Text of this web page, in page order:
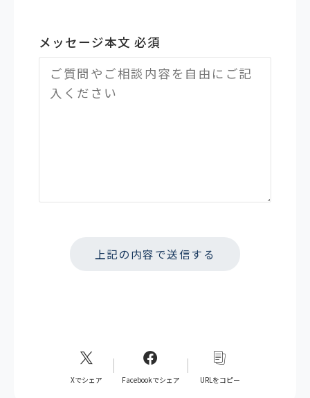
メッセージ本文 必須
Xでシェア Facebookでシェア URLをコピー